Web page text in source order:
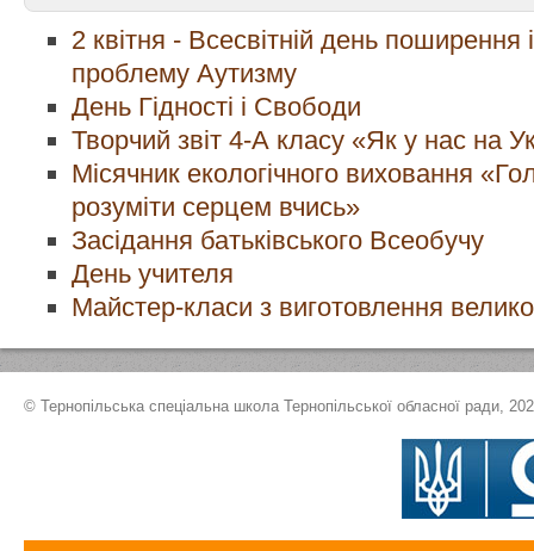
2 квітня - Всесвітній день поширення
проблему Аутизму
День Гідності і Свободи
Творчий звіт 4-А класу «Як у нас на
Місячник екологічного виховання
розуміти серцем вчись»
Засідання батьківського Всеобучу
День учителя
Майстер-класи з виготовлення
© Тернопільська спеціальна школа Тернопільської обласної ради,